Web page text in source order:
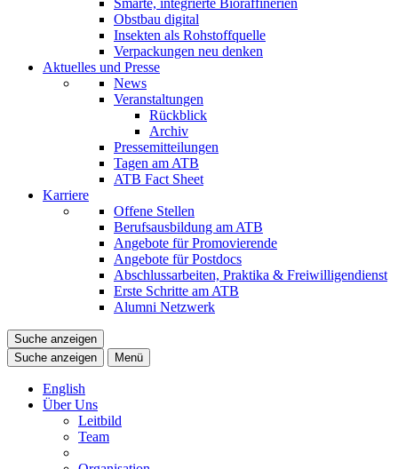
Smarte, integrierte Bioraffinerien
Obstbau digital
Insekten als Rohstoffquelle
Verpackungen neu denken
Aktuelles und Presse
News
Veranstaltungen
Rückblick
Archiv
Pressemitteilungen
Tagen am ATB
ATB Fact Sheet
Karriere
Offene Stellen
Berufsausbildung am ATB
Angebote für Promovierende
Angebote für Postdocs
Abschlussarbeiten, Praktika & Freiwilligendienst
Erste Schritte am ATB
Alumni Netzwerk
Suche anzeigen
Suche anzeigen
Menü
English
Über Uns
Leitbild
Team